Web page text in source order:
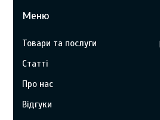
Товари та послуги
Статті
Про нас
Відгуки